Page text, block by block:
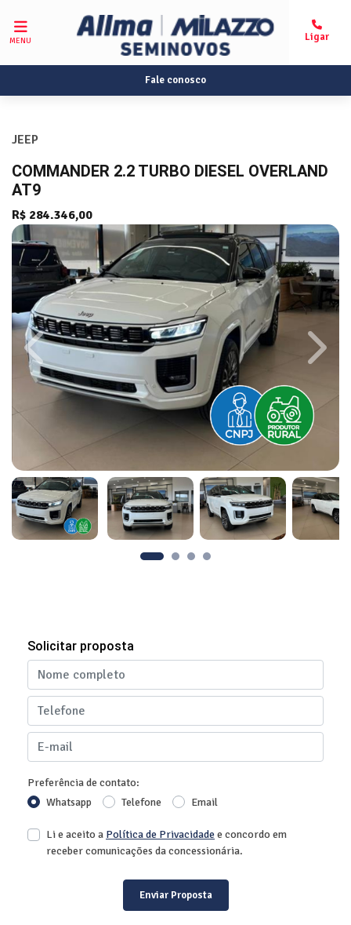
MENU
Fale conosco
JEEP
COMMANDER 2.2 TURBO DIESEL OVERLAND
AT9
R$ 284.346,00
Previous Next
Solicitar proposta
Preferência de contato:
Whatsapp
Telefone Email
Li e aceito a Política de Privacidadee concordo em
receber comunicações da concessionária.
Enviar Proposta